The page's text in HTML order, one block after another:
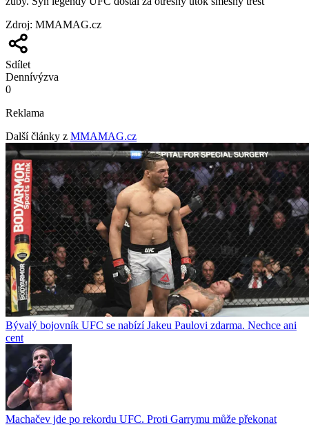
Zdroj: MMAMAG.cz
Sdílet
Dennívýzva
0
Reklama
Další články z MMAMAG.cz
Bývalý bojovník UFC se nabízí Jakeu Paulovi zdarma. Nechce ani
cent
Machačev jde po rekordu UFC. Proti Garrymu může překonat